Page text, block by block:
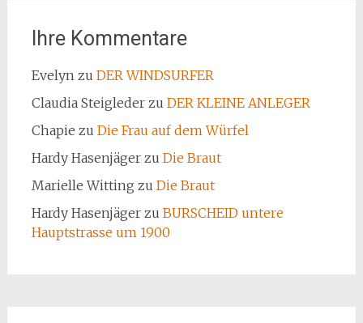
Ihre Kommentare
Evelynzu DER WINDSURFER
Claudia Steiglederzu DER KLEINE ANLEGER
Chapie zu Die Frau auf dem Würfel
Hardy Hasenjägerzu Die Braut
Marielle Witting zu Die Braut
Hardy Hasenjägerzu BURSCHEID untere
Hauptstrasse um 1900